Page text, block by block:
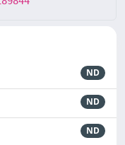
ND
ND
ND